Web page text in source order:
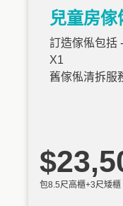
兒童房傢
訂造傢俬包括
X1
舊傢俬清拆服
包8.5尺高櫃+3尺矮櫃